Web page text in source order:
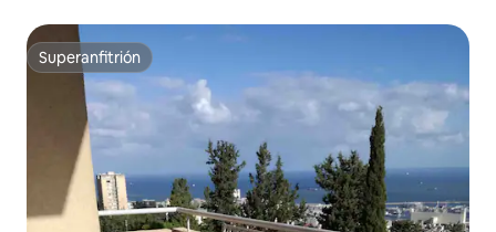
Superanfitrión
Superanfitrión